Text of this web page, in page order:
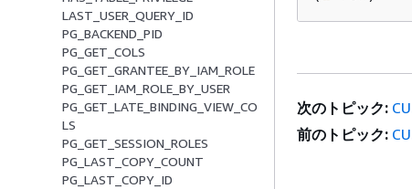
LAST_USER_QUERY_ID
PG_BACKEND_PID
PG_GET_COLS
PG_GET_GRANTEE_BY_IAM_ROLE
PG_GET_IAM_ROLE_BY_USER
PG_GET_LATE_BINDING_VIEW_CO
LS
PG_GET_SESSION_ROLES
PG_LAST_COPY_COUNT
PG_LAST_COPY_ID
次のトピック:
前のトピック: